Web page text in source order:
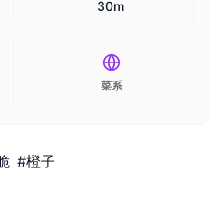
30m
菜系
#橙子